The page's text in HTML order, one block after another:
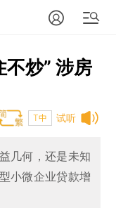
炒” 涉房
试听
T中
几何，还是未知
小微企业贷款增